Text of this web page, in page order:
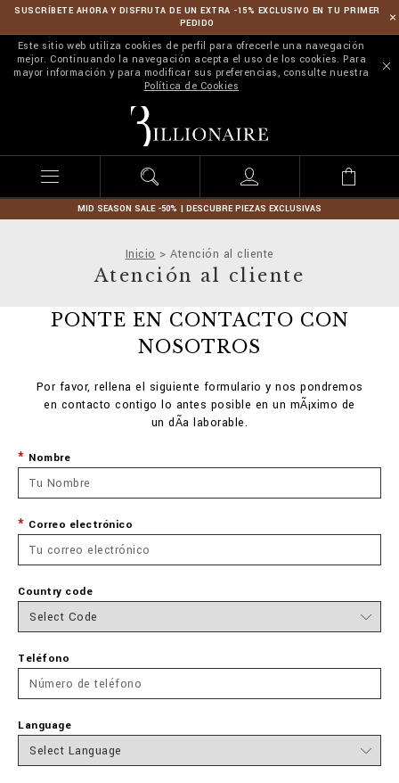
SUSCRÍBETE AHORA Y DISFRUTA DE UN EXTRA -15% EXCLUSIVO EN TU PRIMER
PEDIDO
Este sitio web utiliza cookies de perfil para ofrecerle una navegación
mejor. Continuando la navegación acepta el uso de los cookies. Para
mayor información y para modificar sus preferencias, consulte nuestra
Política de Cookies
l
l
o
n
r
e
MID SEASON SALE -50% | DESCUBRE PIEZAS EXCLUSIVAS
Inicio Atención al cliente
Atención al cliente
PONTE EN CONTACTO CON
NOSOTROS
Por favor, rellena el siguiente formulario y nos pondremos
en contacto contigo lo antes posible en un mÃ¡ximo de
un dÃ­a laborable.
Nombre
Correo electrónico
Country code
Teléfono
Language